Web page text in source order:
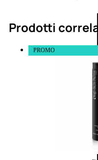
Prodotti
PROMO